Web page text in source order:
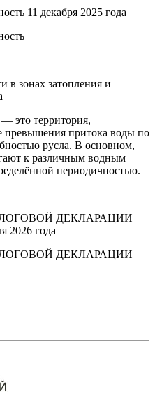
11 декабря 2025 года
в зонах затопления и
это территория,
превышения притока воды по
русла. В основном,
к различным водным
периодичностью.
ДЕКЛАРАЦИИ
2026 года
ДЕКЛАРАЦИИ